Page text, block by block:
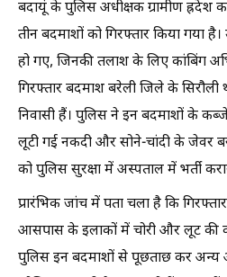
बदायूं के पुलिस अधीक्षक ग्रामीण ह्रदेश
तीन बदमाशों को गिरफ्तार किया गया
हो गए, जिनकी तलाश के लिए कांबिंग
गिरफ्तार बदमाश बरेली जिले के सिरौली
निवासी हैं। पुलिस ने इन बदमाशों के
लूटी गई नकदी और सोने-चांदी के जेवर
को पुलिस सुरक्षा में अस्पताल में भर्ती
प्रारंभिक जांच में पता चला है कि
आसपास के इलाकों में चोरी और लूट की
पुलिस इन बदमाशों से पूछताछ कर अन्य